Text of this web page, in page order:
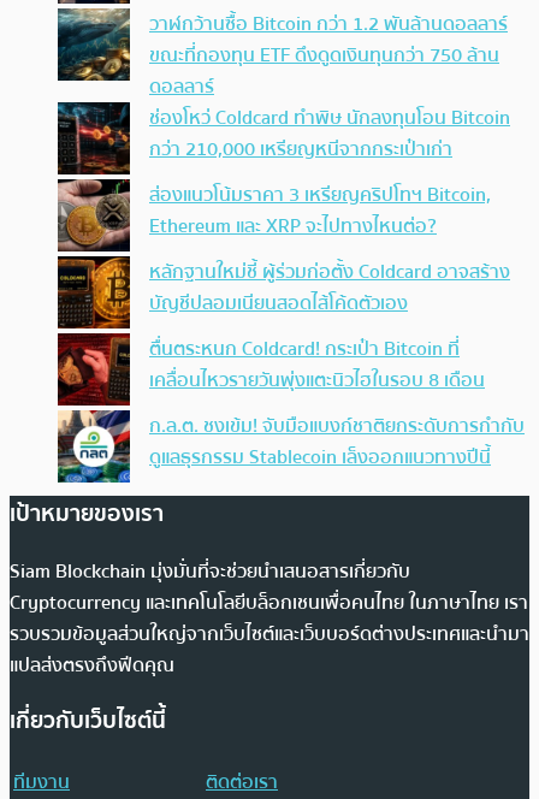
วาฬกว้านซื้อ Bitcoin กว่า 1.2 พันล้านดอลลาร์
ขณะที่กองทุน ETF ดึงดูดเงินทุนกว่า 750 ล้าน
ดอลลาร์
ช่องโหว่ Coldcard ทำพิษ นักลงทุนโอน Bitcoin
กว่า 210,000 เหรียญหนีจากกระเป๋าเก่า
ส่องแนวโน้มราคา 3 เหรียญคริปโทฯ Bitcoin,
Ethereum และ XRP จะไปทางไหนต่อ?
หลักฐานใหม่ชี้ ผู้ร่วมก่อตั้ง Coldcard อาจสร้าง
บัญชีปลอมเนียนสอดไส้โค้ดตัวเอง
ตื่นตระหนก Coldcard! กระเป๋า Bitcoin ที่
เคลื่อนไหวรายวันพุ่งแตะนิวไฮในรอบ 8 เดือน
ก.ล.ต. ชงเข้ม! จับมือแบงก์ชาติยกระดับการกำกับ
ดูแลธุรกรรม Stablecoin เล็งออกแนวทางปีนี้
เป้าหมายของเรา
Siam Blockchain มุ่งมั่นที่จะช่วยนำเสนอสารเกี่ยวกับ
Cryptocurrency และเทคโนโลยีบล็อกเชนเพื่อคนไทย ในภาษาไทย เรา
รวบรวมข้อมูลส่วนใหญ่จากเว็บไซต์และเว็บบอร์ดต่างประเทศและนำมา
แปลส่งตรงถึงฟีดคุณ
เกี่ยวกับเว็บไซต์นี้
ทีมงาน
ติดต่อเรา